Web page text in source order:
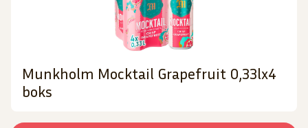
Munkholm Mocktail Grapefruit 0,33lx4
boks